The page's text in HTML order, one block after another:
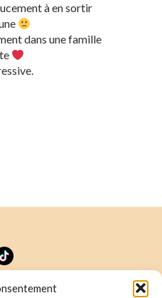
à en sortir
dans une famille